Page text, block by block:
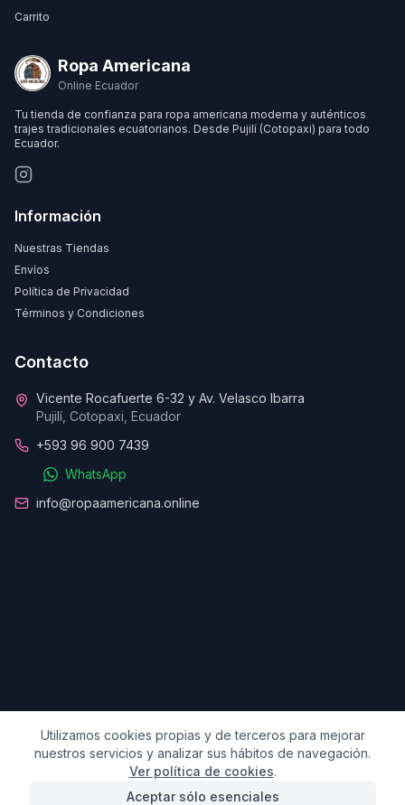
Carrito
Ropa Americana
Online Ecuador
Tu tienda de confianza para ropa americana moderna y auténticos
trajes tradicionales ecuatorianos. Desde Pujilí (Cotopaxi) para todo
Ecuador.
Información
Nuestras Tiendas
Envíos
Política de Privacidad
Términos y Condiciones
Contacto
Vicente Rocafuerte 6-32 y Av. Velasco Ibarra
Pujilí, Cotopaxi, Ecuador
+593 96 900 7439
WhatsApp
info@ropaamericana.online
© 2025 Ropa Americana Online. Todos los derechos
Utilizamos cookies propias y de terceros para mejorar
nuestros servicios y analizar sus hábitos de navegación.
Ver política de cookies.
Aceptar sólo esenciales